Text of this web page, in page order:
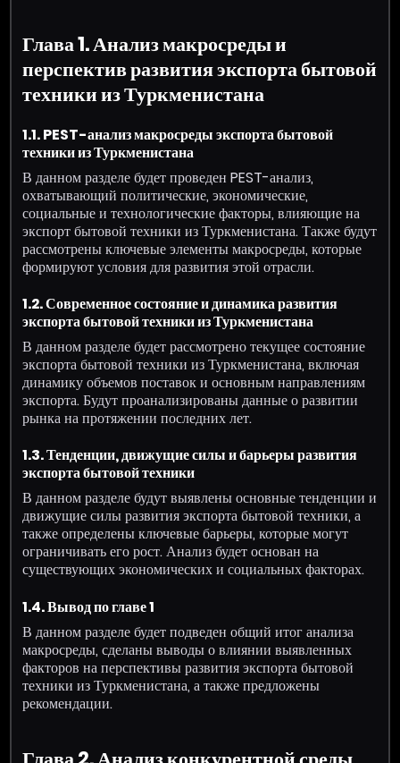
Глава 1. Анализ макросреды и
перспектив развития экспорта бытовой
техники из Туркменистана
1.1. PEST-анализ макросреды экспорта бытовой
техники из Туркменистана
В данном разделе будет проведен PEST-анализ,
охватывающий политические, экономические,
социальные и технологические факторы, влияющие на
экспорт бытовой техники из Туркменистана. Также будут
рассмотрены ключевые элементы макросреды, которые
формируют условия для развития этой отрасли.
1.2. Современное состояние и динамика развития
экспорта бытовой техники из Туркменистана
В данном разделе будет рассмотрено текущее состояние
экспорта бытовой техники из Туркменистана, включая
динамику объемов поставок и основным направлениям
экспорта. Будут проанализированы данные о развитии
рынка на протяжении последних лет.
1.3. Тенденции, движущие силы и барьеры развития
экспорта бытовой техники
В данном разделе будут выявлены основные тенденции и
движущие силы развития экспорта бытовой техники, а
также определены ключевые барьеры, которые могут
ограничивать его рост. Анализ будет основан на
существующих экономических и социальных факторах.
1.4. Вывод по главе 1
В данном разделе будет подведен общий итог анализа
макросреды, сделаны выводы о влиянии выявленных
факторов на перспективы развития экспорта бытовой
техники из Туркменистана, а также предложены
рекомендации.